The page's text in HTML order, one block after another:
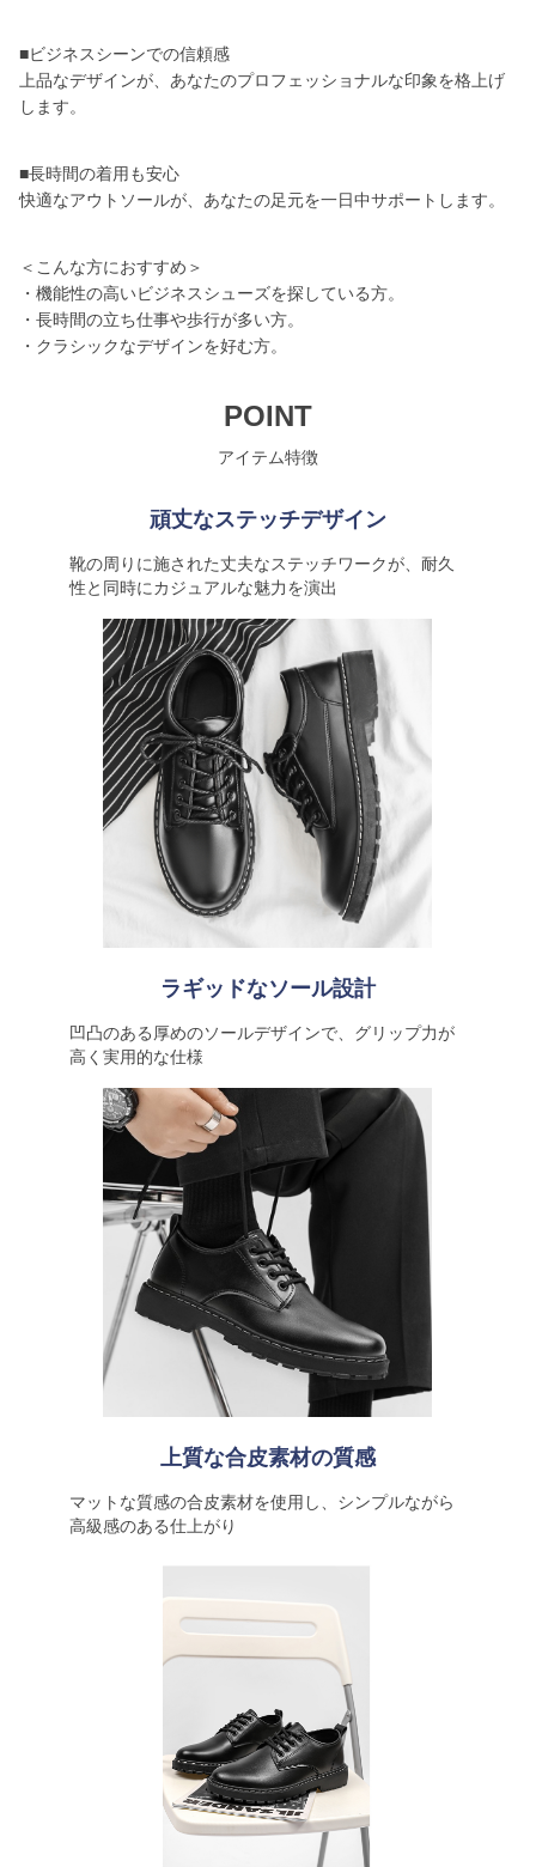
■ビジネスシーンでの信頼感
上品なデザインが、あなたのプロフェッショナルな印象を格上げ
します。
■長時間の着用も安心
快適なアウトソールが、あなたの足元を一日中サポートします。
＜こんな方におすすめ＞
・機能性の高いビジネスシューズを探している方。
・長時間の立ち仕事や歩行が多い方。
・クラシックなデザインを好む方。
POINT
アイテム特徴
頑丈なステッチデザイン
靴の周りに施された丈夫なステッチワークが、耐久
性と同時にカジュアルな魅力を演出
ラギッドなソール設計
凹凸のある厚めのソールデザインで、グリップ力が
高く実用的な仕様
上質な合皮素材の質感
マットな質感の合皮素材を使用し、シンプルながら
高級感のある仕上がり